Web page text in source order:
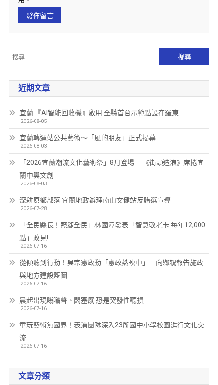
近期文章
宜蘭 『AI智能回收機』啟用 全縣首台示範點設在羅東
2026-08-05
宜蘭轉運站公共藝術～「風的朋友」正式揭幕
2026-08-03
「2026宜蘭潮流文化藝術祭」8月登場 《街頭造浪》席捲宜
蘭中興文創
2026-08-03
深耕原鄉部落 宜蘭地政辦理南山文健站反賄選宣導
2026-07-28
「全民縣長！照顧全民」林國漳發表「智慧敬老卡 每年12,000
點」政見!
2026-07-16
從傾聽到行動！吳宗憲啟動「憲政熱映中」 向鄉親報告施政
與地方建設藍圖
2026-07-16
晨起出現嗡嗡聲、悶塞感 恐是突發性聽損
2026-07-16
童玩藝術無國界！表演團隊深入23所國中小學校園進行文化交
流
2026-07-16
文章分類